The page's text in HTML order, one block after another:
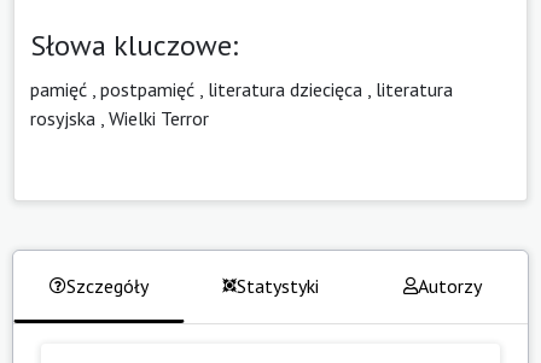
Słowa kluczowe:
pamięć postpamięć literatura dziecięca
literatura
rosyjska Wielki Terror
Szczegóły Statystyki Autorzy